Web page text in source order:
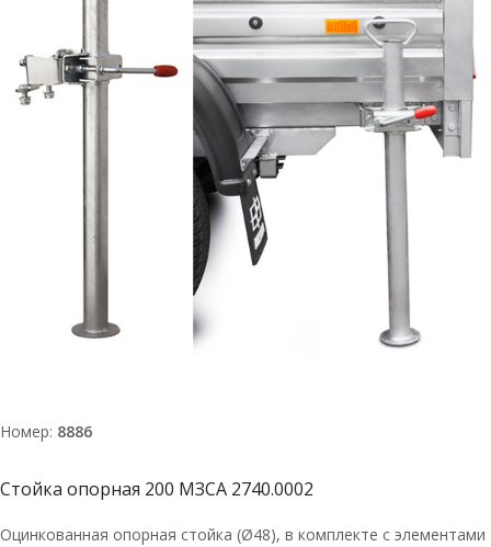
Номер: 8886
Стойка опорная 200 МЗСА 2740.0002
Оцинкованная опорная стойка (Ø48), в комплекте с элементами